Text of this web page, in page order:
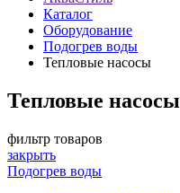
Каталог
Оборудование
Подогрев воды
Тепловые насосы
Тепловые насосы
фильтр товаров
закрыть
Подогрев воды